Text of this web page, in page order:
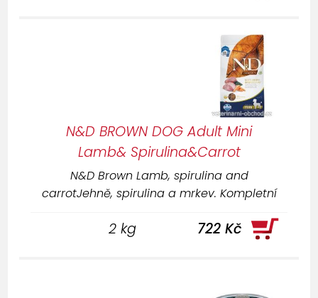
N&D BROWN DOG Adult Mini
Lamb& Spirulina&Carrot
N&D Brown Lamb, spirulina and
carrotJehně, spirulina a mrkev. Kompletní
2 kg 722 Kč